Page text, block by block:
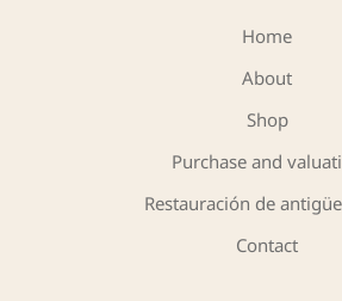
Home
About
Shop
Purchase and
Restauración de
Contact